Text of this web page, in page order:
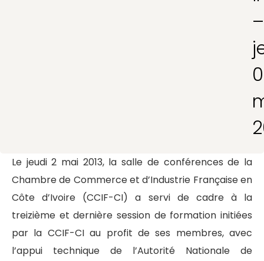
–
Le jeudi 2 mai 2013, la salle de conférences de la
Chambre de Commerce et d’Industrie Française en
Côte d’Ivoire (CCIF-CI) a servi de cadre à la
treizième et dernière session de formation initiées
par la CCIF-CI au profit de ses membres, avec
l’appui technique de l’Autorité Nationale de